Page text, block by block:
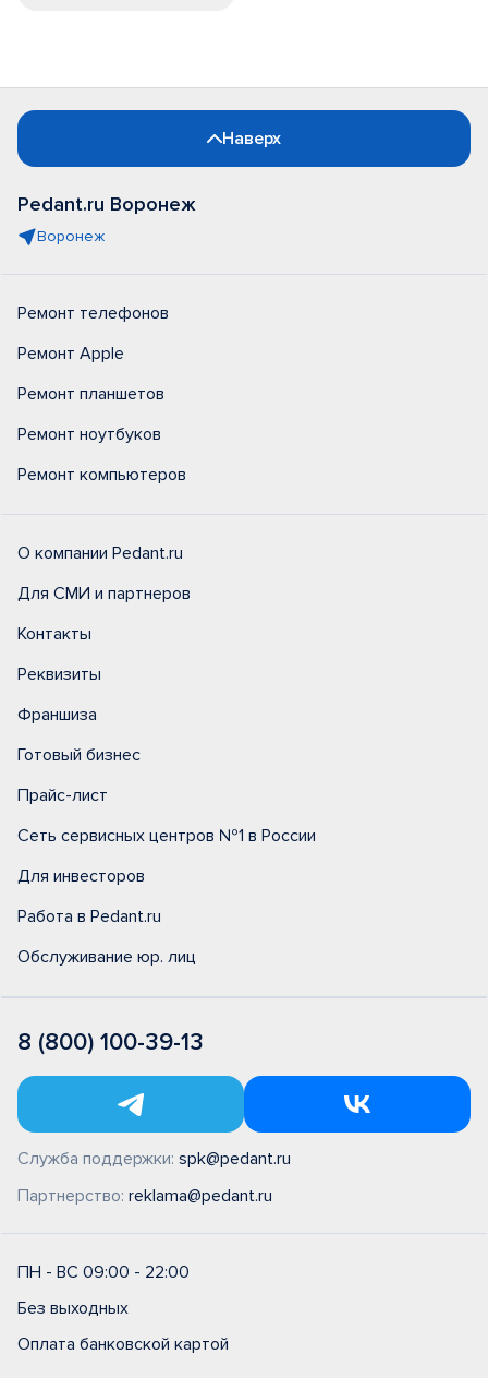
Наверх
Pedant.ru Воронеж
Воронеж
Ремонт телефонов
Ремонт Apple
Ремонт планшетов
Ремонт ноутбуков
Ремонт компьютеров
О компании Pedant.ru
Для СМИ и партнеров
Контакты
Реквизиты
Франшиза
Готовый бизнес
Прайс-лист
Сеть сервисных центров №1 в России
Для инвесторов
Работа в Pedant.ru
Обслуживание юр. лиц
8 (800) 100-39-13
Служба поддержки: spk@pedant.ru
Партнерство: reklama@pedant.ru
ПН - ВС 09:00 - 22:00
Без выходных
Оплата банковской картой